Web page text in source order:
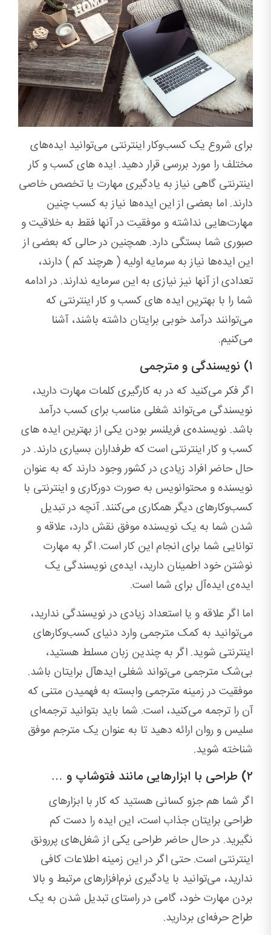
برای شروع یک کسب‌وکار اینترنتی می‌توانید ایده‌های
مختلف را مورد بررسی قرار دهید. ایده های کسب و کار
اینترنتی گاهی نیاز به یادگیری مهارت یا تخصص خاصی
دارند. اما بعضی از این ایده‌ها نیاز به کسب چنین
مهارت‌هایی نداشته و موفقیت در آنها فقط به خلاقیت و
صبوری شما بستگی دارد. همچنین در حالی‌ که بعضی از
این ایده‌ها نیاز به سرمایه اولیه ( هرچند کم ) دارند،
تعدادی از آنها نیز نیازی به این سرمایه ندارند. در ادامه
شما را با بهترین ایده های کسب و کار اینترنتی که
می‌توانند درآمد خوبی برایتان داشته باشند، آشنا
می‌کنیم.
۱) نویسندگی و مترجمی
اگر فکر می‌کنید که در به کارگیری کلمات مهارت دارید،
نویسندگی می‌تواند شغلی مناسب برای کسب درآمد
باشد. نویسنده‌ی فریلنسر بودن یکی از بهترین ایده های
کسب و کار اینترنتی است که طرفداران بسیاری دارند. در
حال حاضر افراد زیادی در کشور وجود دارند که به عنوان
نویسنده و محتوانویس به صورت دورکاری و اینترنتی با
کسب‌وکارهای دیگر همکاری می‌کنند. آنچه در تبدیل
شدن شما به یک نویسنده موفق نقش دارد، علاقه و
توانایی شما برای انجام این کار است. اگر به مهارت
نوشتن خود اطمینان دارید، ایده‌ی نویسندگی یک
ایده‌ی ایده‌آل برای شما است.
اما اگر علاقه و یا استعداد زیادی در نویسندگی ندارید،
می‌توانید به کمک مترجمی وارد دنیای کسب‌وکارهای
اینترنتی شوید. اگر به چندین زبان مسلط هستید،
بی‌شک مترجمی می‌تواند شغلی ایده‎آل برایتان باشد.
موفقیت در زمینه مترجمی وابسته به فهمیدن متنی که
آن را ترجمه می‌کنید، است. شما باید بتوانید ترجمه‌ای
سلیس و روان ارائه دهید تا به عنوان یک مترجم موفق
شناخته شوید.
۲) طراحی با ابزارهایی مانند فتوشاپ و …
اگر شما هم جزو کسانی هستید که کار با ابزارهای
طراحی برایتان جذاب است، این ایده را دست کم
نگیرید. در حال حاضر طراحی یکی از شغل‌های پررونق
اینترنتی است. حتی اگر در این زمینه اطلاعات کافی
ندارید، می‌توانید با یادگیری نرم‌افزارهای مرتبط و بالا
بردن مهارت خود، گامی در راستای تبدیل شدن به یک
طراح حرفه‌ای بردارید.